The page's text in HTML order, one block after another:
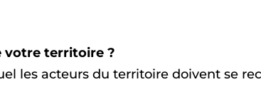
votre territoire ?
les acteurs du territoire doivent se